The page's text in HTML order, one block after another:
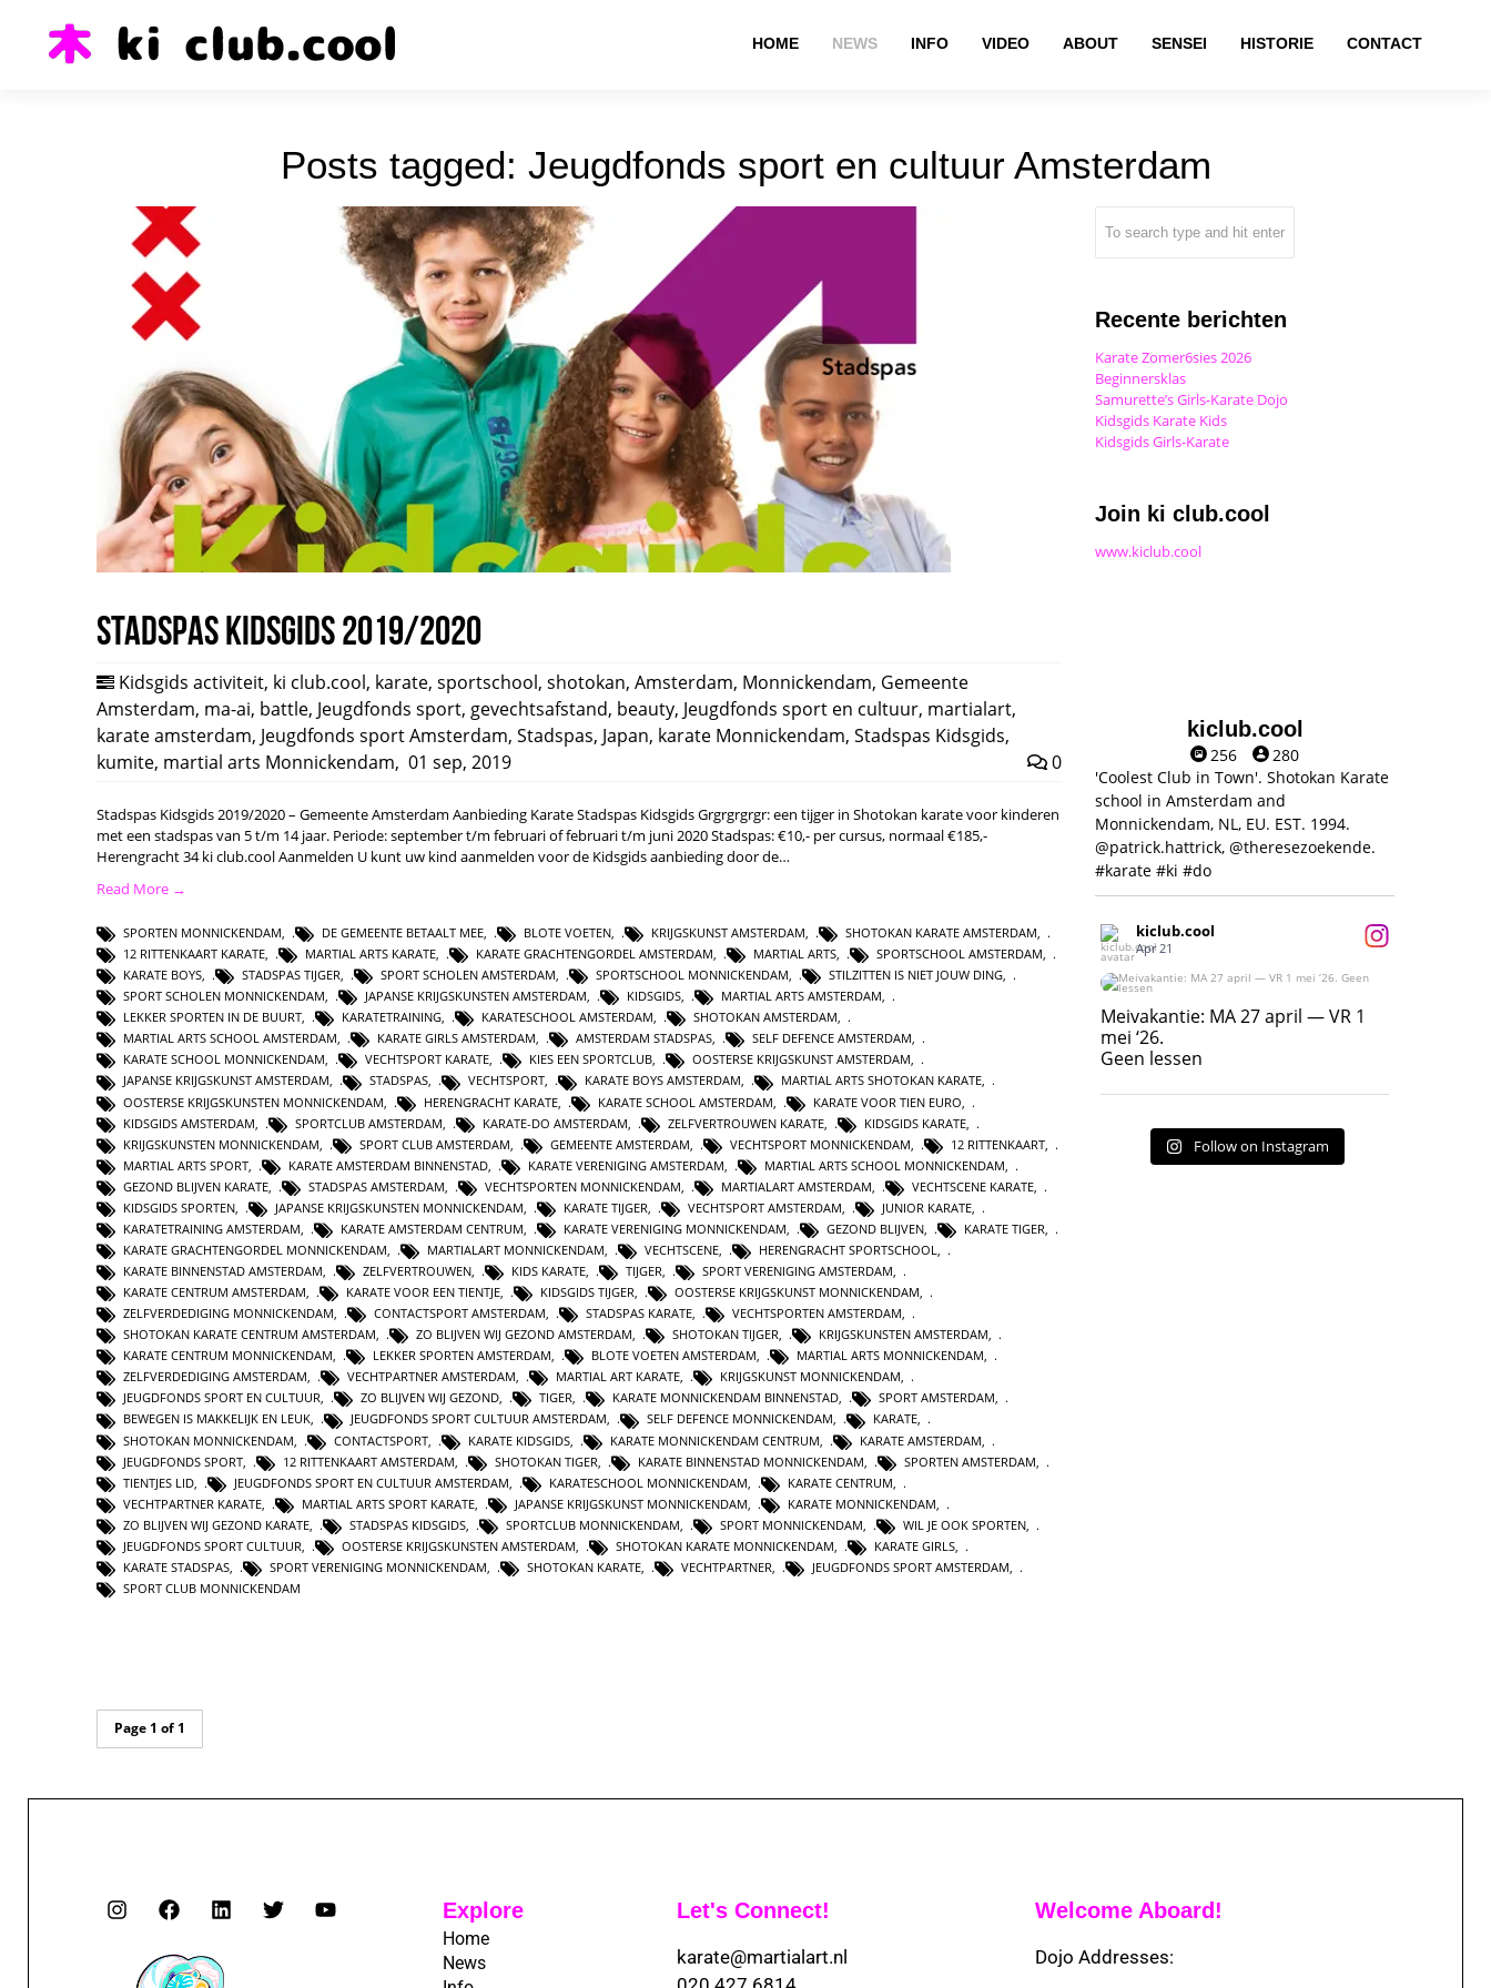
HOME NEWS INFO VIDEO ABOUT SENSEI HISTORIE CONTACT
Posts tagged: Jeugdfonds sport en cultuur Amsterdam
Stadspas Kidsgids 2019/2020
Kidsgids activiteit, ki club.cool, karate, sportschool, shotokan, Amsterdam, Monnickendam, Gemeente
Amsterdam, ma-ai, battle, Jeugdfonds sport, gevechtsafstand, beauty, Jeugdfonds sport en cultuur, martialart,
karate amsterdam, Jeugdfonds sport Amsterdam, Stadspas, Japan, karate Monnickendam, Stadspas Kidsgids,
kumite, martial arts Monnickendam, 01 sep, 2019 0
Stadspas Kidsgids 2019/2020 – Gemeente Amsterdam Aanbieding Karate Stadspas Kidsgids Grgrgrgrgr: een tijger in Shotokan karate voor kinderen
met een stadspas van 5 t/m 14 jaar. Periode: september t/m februari of februari t/m juni 2020 Stadspas: €10,- per cursus, normaal €185,-
Herengracht 34 ki club.cool Aanmelden U kunt uw kind aanmelden voor de Kidsgids aanbieding door de…
Read More →
SPORTEN MONNICKENDAM, DE GEMEENTE BETAALT MEE, BLOTE VOETEN, KRIJGSKUNST AMSTERDAM, SHOTOKAN KARATE AMSTERDAM,
12 RITTENKAART KARATE, MARTIAL ARTS KARATE, KARATE GRACHTENGORDEL AMSTERDAM, MARTIAL ARTS, SPORTSCHOOL AMSTERDAM,
KARATE BOYS, STADSPAS TIJGER, SPORT SCHOLEN AMSTERDAM, SPORTSCHOOL MONNICKENDAM, STILZITTEN IS NIET JOUW DING,
SPORT SCHOLEN MONNICKENDAM, JAPANSE KRIJGSKUNSTEN AMSTERDAM, KIDSGIDS, MARTIAL ARTS AMSTERDAM,
LEKKER SPORTEN IN DE BUURT, KARATETRAINING, KARATESCHOOL AMSTERDAM, SHOTOKAN AMSTERDAM,
MARTIAL ARTS SCHOOL AMSTERDAM, KARATE GIRLS AMSTERDAM, AMSTERDAM STADSPAS, SELF DEFENCE AMSTERDAM,
KARATE SCHOOL MONNICKENDAM, VECHTSPORT KARATE, KIES EEN SPORTCLUB, OOSTERSE KRIJGSKUNST AMSTERDAM,
JAPANSE KRIJGSKUNST AMSTERDAM, STADSPAS, VECHTSPORT, KARATE BOYS AMSTERDAM, MARTIAL ARTS SHOTOKAN KARATE,
OOSTERSE KRIJGSKUNSTEN MONNICKENDAM
HERENGRACHT KARATE KARATE SCHOOL AMSTERDAM KARATE VOOR TIEN EURO
KIDSGIDS AMSTERDAM
SPORTCLUB AMSTERDAM KARATE-DO AMSTERDAM ZELFVERTROUWEN KARATE KIDSGIDS KARATE
KRIJGSKUNSTEN MONNICKENDAM
SPORT CLUB AMSTERDAM GEMEENTE AMSTERDAM VECHTSPORT MONNICKENDAM 12 RITTENKAART
MARTIAL ARTS SPORT
KARATE AMSTERDAM BINNENSTAD KARATE VERENIGING AMSTERDAM MARTIAL ARTS SCHOOL MONNICKENDAM
GEZOND BLIJVEN KARATE
STADSPAS AMSTERDAM VECHTSPORTEN MONNICKENDAM MARTIALART AMSTERDAM VECHTSCENE KARATE
KIDSGIDS SPORTEN
JAPANSE KRIJGSKUNSTEN MONNICKENDAM KARATE TIJGER VECHTSPORT AMSTERDAM JUNIOR KARATE
KARATETRAINING AMSTERDAM
KARATE AMSTERDAM CENTRUM KARATE VERENIGING MONNICKENDAM GEZOND BLIJVEN KARATE TIGER
KARATE GRACHTENGORDEL MONNICKENDAM
MARTIALART MONNICKENDAM VECHTSCENE HERENGRACHT SPORTSCHOOL
KARATE BINNENSTAD AMSTERDAM, ZELFVERTROUWEN, KIDS KARATE, TIJGER, SPORT VERENIGING AMSTERDAM,
KARATE CENTRUM AMSTERDAM, KARATE VOOR EEN TIENTJE, KIDSGIDS TIJGER, OOSTERSE KRIJGSKUNST MONNICKENDAM,
ZELFVERDEDIGING MONNICKENDAM, CONTACTSPORT AMSTERDAM, STADSPAS KARATE, VECHTSPORTEN AMSTERDAM,
SHOTOKAN KARATE CENTRUM AMSTERDAM, ZO BLIJVEN WIJ GEZOND AMSTERDAM, SHOTOKAN TIJGER, KRIJGSKUNSTEN AMSTERDAM,
KARATE CENTRUM MONNICKENDAM, LEKKER SPORTEN AMSTERDAM, BLOTE VOETEN AMSTERDAM, MARTIAL ARTS MONNICKENDAM,
ZELFVERDEDIGING AMSTERDAM, VECHTPARTNER AMSTERDAM, MARTIAL ART KARATE, KRIJGSKUNST MONNICKENDAM,
JEUGDFONDS SPORT EN CULTUUR, ZO BLIJVEN WIJ GEZOND, TIGER, KARATE MONNICKENDAM BINNENSTAD, SPORT AMSTERDAM,
BEWEGEN IS MAKKELIJK EN LEUK, JEUGDFONDS SPORT CULTUUR AMSTERDAM, SELF DEFENCE MONNICKENDAM, KARATE,
SHOTOKAN MONNICKENDAM
CONTACTSPORT KARATE KIDSGIDS KARATE MONNICKENDAM CENTRUM KARATE AMSTERDAM
JEUGDFONDS SPORT
12 RITTENKAART AMSTERDAM SHOTOKAN TIGER KARATE BINNENSTAD MONNICKENDAM SPORTEN AMSTERDAM
TIENTJES LID
JEUGDFONDS SPORT EN CULTUUR AMSTERDAM KARATESCHOOL MONNICKENDAM KARATE CENTRUM
VECHTPARTNER KARATE
MARTIAL ARTS SPORT KARATE JAPANSE KRIJGSKUNST MONNICKENDAM KARATE MONNICKENDAM
ZO BLIJVEN WIJ GEZOND KARATE
STADSPAS KIDSGIDS SPORTCLUB MONNICKENDAM SPORT MONNICKENDAM WIL JE OOK SPORTEN
JEUGDFONDS SPORT CULTUUR
OOSTERSE KRIJGSKUNSTEN AMSTERDAM SHOTOKAN KARATE MONNICKENDAM KARATE GIRLS
KARATE STADSPAS
SPORT VERENIGING MONNICKENDAM SHOTOKAN KARATE VECHTPARTNER JEUGDFONDS SPORT AMSTERDAM
SPORT CLUB MONNICKENDAM
Page 1 of 1
Recente berichten
Karate Zomer6sies 2026
Beginnersklas
Samurette’s Girls-Karate Dojo
Kidsgids Karate Kids
Kidsgids Girls-Karate
Join ki club.cool
www.kiclub.cool
kiclub.cool
256
280
'Coolest Club in Town'. Shotokan Karate
school in Amsterdam and
Monnickendam, NL, EU. EST. 1994.
@patrick.hattrick, @theresezoekende.
#karate #ki #do
kiclub.cool
Apr 21
Meivakantie: MA 27 april — VR 1 mei ‘26.
Geen lessen
17
Meivakantie: MA 27 april — VR 1
mei ‘26.
Geen lessen
Follow on Instagram
Explore
Home
News
Let's Connect!
karate@martialart.nl
Welcome Aboard!
Dojo Addresses: